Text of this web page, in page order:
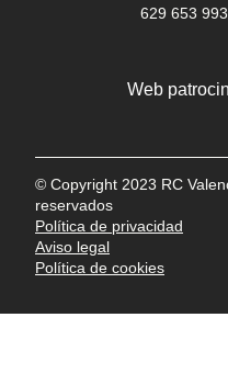
629 653 993
Web
© Copyright 2023 RC
reservados
Política de privacidad
Aviso legal
Política de cookies